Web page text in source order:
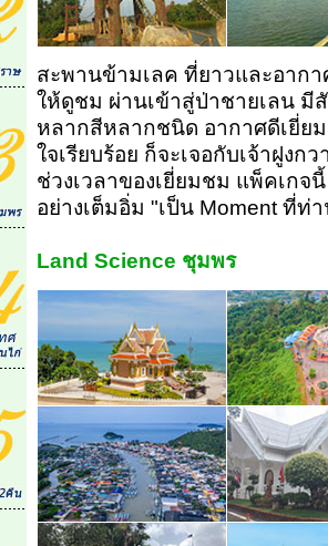
สะพานข้ามเลค ที่ยาวและอาก
ให้ดูชม ผ่านเข้าสู่ป่าชายเลน มี
หลากสีหลากชนิด อากาศดีเยี่ย
ใจเรียบร้อย ก็จะเจอกับเจ้าฝูง
ช่วงเวลาของเยี่ยมชม แพ็คเก
อย่างเต็มอิ่ม "เป็น Moment ที่ท่
Land Science ชุมพร